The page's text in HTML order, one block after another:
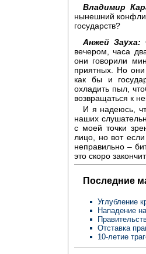
Владимир
нынешний
государств?
Анжей Зауха:
вечером, часа
они говорили
приятных. Но они
как бы и
охладить пыл,
возвращаться к
И я надеюсь,
наших
с моей точки
лицо, но вот
неправильно –
это скоро
Последние
Углубление
Нападение
Отставка
10-летие